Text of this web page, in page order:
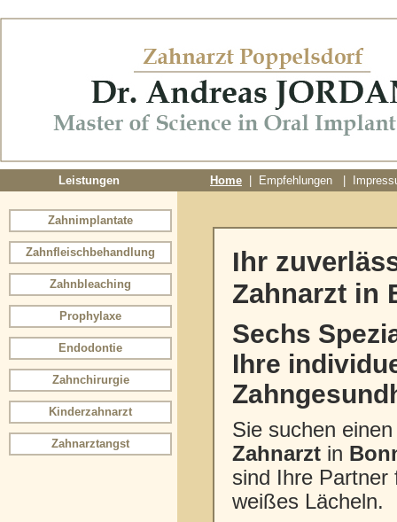
Leistungen Home Empfehlungen
Zahnimplantate
Zahnfleischbehandlung
Zahnbleaching
Prophylaxe
Endodontie
Zahnchirurgie
Kinderzahnarzt
Zahnarztangst
Ihr
Zahnarzt in
Sechs
Ihre
Sie suchen
Zahnarzt in
sind Ihre Partner
weißes Lächeln.